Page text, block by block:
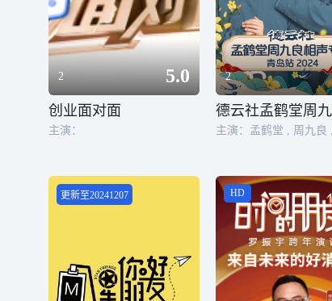
2 5.0
创业面对面
主演：
2
更新至20241207 HD